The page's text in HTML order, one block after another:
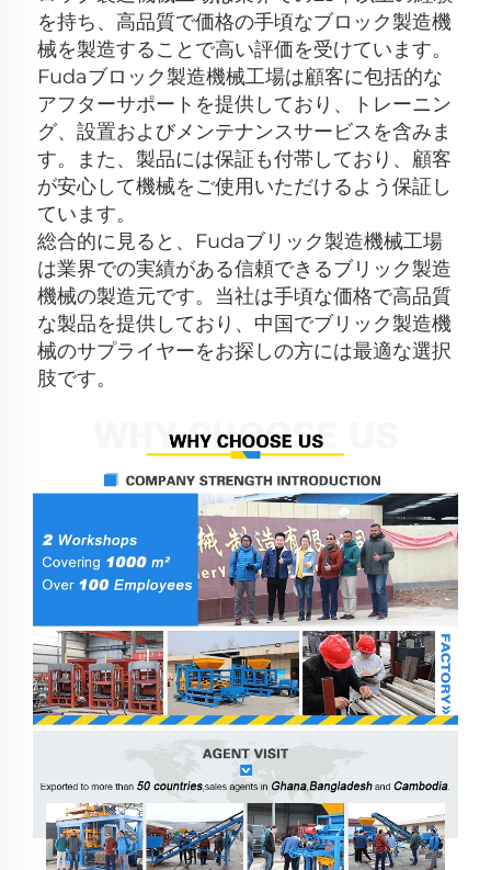
を持ち、高品質で価格の手頃なブロック製造機
Fudaブロック製造機械工場は顧客に包括的な
アフターサポートを提供しており、トレーニン
グ、設置およびメンテナンスサービスを含みま
す。また、製品には保証も付帯しており、顧客
が安心して機械をご使用いただけるよう保証し
ています。
総合的に見ると、Fudaブリック製造機械工場
は業界での実績がある信頼できるブリック製造
機械の製造元です。当社は手頃な価格で高品質
な製品を提供しており、中国でブリック製造機
械のサプライヤーをお探しの方には最適な選択
肢です。